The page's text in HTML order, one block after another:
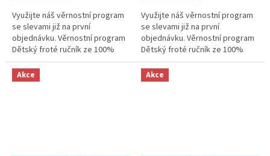
Využijte náš věrnostní program
se slevami již na první
objednávku. Věrnostní program
Dětský froté ručník ze 100%
bavlny o gramáži 450 g/m2 je
měkký, příjemný na dotek a
dobře...
Využijte náš věrnostní program
se slevami již na první
objednávku. Věrnostní program
Dětský froté ručník ze 100%
bavlny o gramáži 450 g/m2 je
měkký, příjemný na dotek a
dobře...
Akce Akce